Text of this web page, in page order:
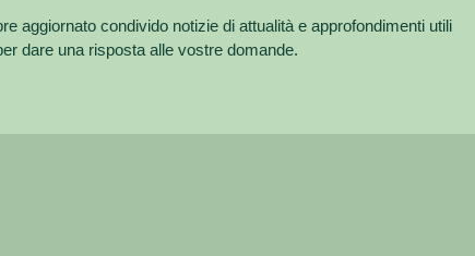
aggiornato condivido notizie di attualità e approfondimenti utili
dare una risposta alle vostre domande.